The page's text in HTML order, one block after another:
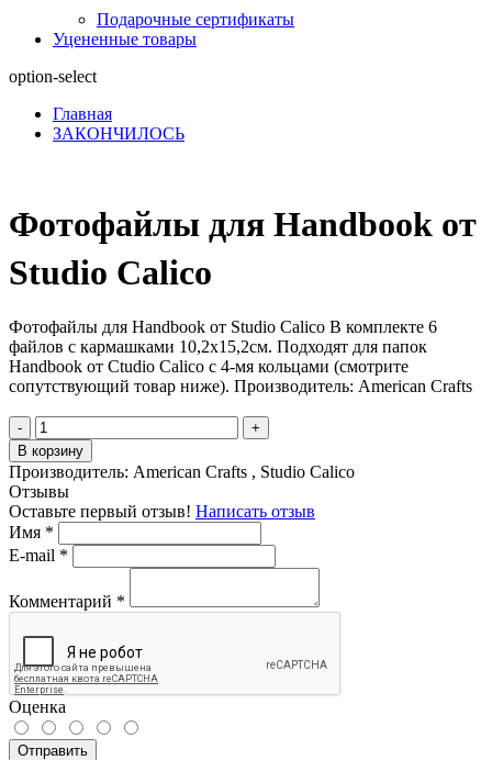
Подарочные сертификаты
Уцененные товары
option-select
Главная
ЗАКОНЧИЛОСЬ
Фотофайлы для Handbook от
Studio Calico
Фотофайлы для Handbook от Studio Calico В комплекте 6
файлов c кармашками 10,2х15,2см. Подходят для папок
Handbook от Ctudio Calico с 4-мя кольцами (смотрите
сопутствующий товар ниже). Производитель: American Crafts
-
+
В корзину
Производитель: American Crafts , Studio Calico
Отзывы
Оставьте первый отзыв! Написать отзыв
Имя *
E-mail *
Комментарий *
Оценка
Отправить